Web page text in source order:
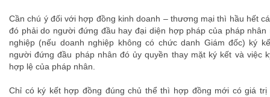
Cần chú ý đối với hợp đồng kinh doanh – thương mại thì hầu hết
đó phải do người đứng đầu hay đại diện hợp pháp của pháp
nghiệp (nếu doanh nghiệp không có chức danh Giám đốc) ký
người đứng đầu pháp nhân đó ủy quyền thay mặt ký kết và việc
hợp lệ của pháp nhân.
Chỉ có ký kết hợp đồng đúng chủ thể thì hợp đồng mới có giá